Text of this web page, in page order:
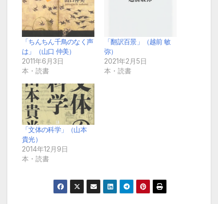
「ちんちん千鳥のなく声
は」（山口 仲美）
2011年6月3日
本・読書
「翻訳百景」（越前 敏
弥）
2021年2月5日
本・読書
「文体の科学」（山本
貴光）
2014年12月9日
本・読書